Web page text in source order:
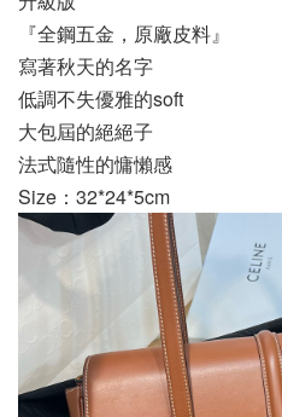
『全鋼五金，原廠皮料』
寫著秋天的名字
低調不失優雅的soft
大包屆的絕絕子
法式隨性的慵懶感
Size：32*24*5cm